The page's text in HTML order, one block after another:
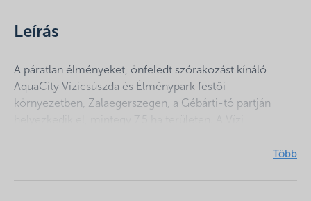
Leírás
A páratlan élményeket, önfeledt szórakozást kínáló
AquaCity Vízicsúszda és Élménypark festői
környezetben, Zalaegerszegen, a Gébárti-tó partján
6000 m2 vízfelülettel, számos medencével, csúszdával,